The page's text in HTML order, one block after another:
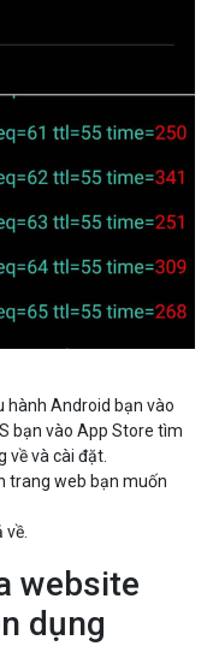
hành Android bạn vào
bạn vào App Store tìm
về và cài đặt.
trang web bạn muốn
website
dụng